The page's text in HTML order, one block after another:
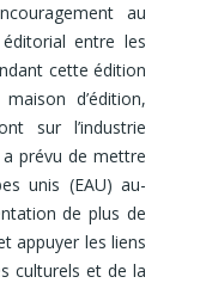
au
entre les
cette édition
d’édition,
sur l’industrie
prévu de mettre
unis (EAU) au-
de plus de
appuyer les liens
culturels et de la